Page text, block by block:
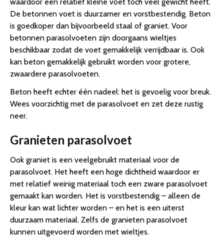
De betonnen voet is duurzamer en vorstbestendig. Beton
is goedkoper dan bijvoorbeeld staal of graniet. Voor
betonnen parasolvoeten zijn doorgaans wieltjes
beschikbaar zodat de voet gemakkelijk verrijdbaar is. Ook
kan beton gemakkelijk gebruikt worden voor grotere,
zwaardere parasolvoeten.
Beton heeft echter één nadeel: het is gevoelig voor breuk.
Wees voorzichtig met de parasolvoet en zet deze rustig
neer.
Granieten parasolvoet
Ook graniet is een veelgebruikt materiaal voor de
parasolvoet. Het heeft een hoge dichtheid waardoor er
met relatief weinig materiaal toch een zware parasolvoet
gemaakt kan worden. Het is vorstbestendig – alleen de
kleur kan wat lichter worden – en het is een uiterst
duurzaam materiaal. Zelfs de granieten parasolvoet
kunnen uitgevoerd worden met wieltjes.